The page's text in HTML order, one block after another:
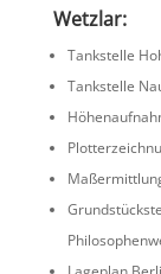
Wetzlar:
Tankstelle
Tankstelle